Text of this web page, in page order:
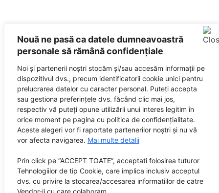
Nouă ne pasă ca datele dumneavoastră
personale să rămână confidențiale
Noi și partenerii noștri stocăm și/sau accesăm informații pe
dispozitivul dvs., precum identificatorii cookie unici pentru
prelucrarea datelor cu caracter personal. Puteți accepta
sau gestiona preferințele dvs. făcând clic mai jos,
respectiv vă puteți opune utilizării unui interes legitim în
orice moment pe pagina cu politica de confidențialitate.
Aceste alegeri vor fi raportate partenerilor noștri și nu vă
vor afecta navigarea. Mai multe detalii
Prin click pe “ACCEPT TOATE”, acceptati folosirea tuturor
Tehnologiilor de tip Cookie, care implica inclusiv acceptul
dvs. cu privire la stocarea/accesarea informatiilor de catre
Vendor-ii cu care colaboram.